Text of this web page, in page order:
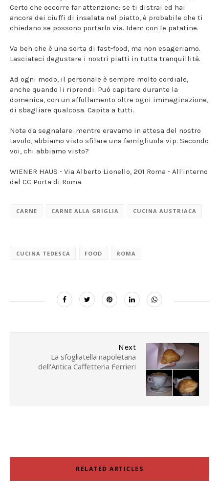
Certo che occorre far attenzione: se ti distrai ed hai
ancora dei ciuffi di insalata nel piatto, è probabile che ti
chiedano se possono portarlo via. Idem con le patatine.
Va beh che è una sorta di fast-food, ma non esageriamo.
Lasciateci degustare i nostri piatti in tutta tranquillità.
Ad ogni modo, il personale è sempre molto cordiale,
anche quando li riprendi. Può capitare durante la
domenica, con un affollamento oltre ogni immaginazione,
di sbagliare qualcosa. Capita a tutti.
Nota da segnalare: mentre eravamo in attesa del nostro
tavolo, abbiamo visto sfilare una famigliuola vip. Secondo
voi, chi abbiamo visto?
WIENER HAUS - Via Alberto Lionello, 201 Roma - All'interno
del CC Porta di Roma.
CARNE CARNE ALLA GRIGLIA CUCINA AUSTRIACA
CUCINA TEDESCA FOOD ROMA
Next
La sfogliatella napoletana
dell'Antica Caffetteria Ferrieri
RELATED ARTICLES